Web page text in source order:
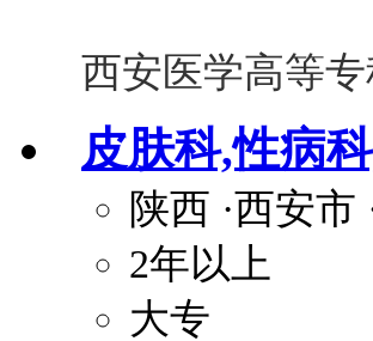
西安医学高等
皮肤科,性病
陕西 ·西安市
2年以上
大专